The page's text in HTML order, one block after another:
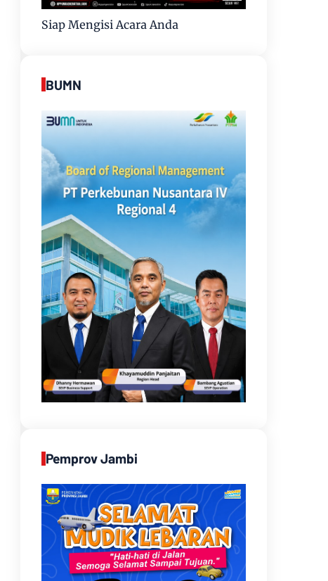
Siap Mengisi Acara Anda
BUMN
Pemprov Jambi